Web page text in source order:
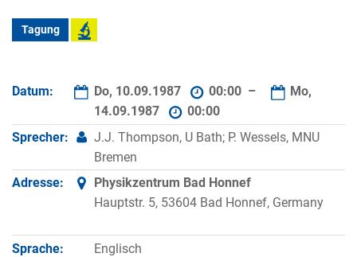
Tagung
Datum: Do, 10.09.1987 00:00 –
Mo,
14.09.1987
00:00
Sprecher:
J.J. Thompson, U Bath; P. Wessels, MNU
Bremen
Adresse:
Physikzentrum Bad Honnef
Hauptstr. 5, 53604 Bad Honnef, Germany
Sprache:
Englisch